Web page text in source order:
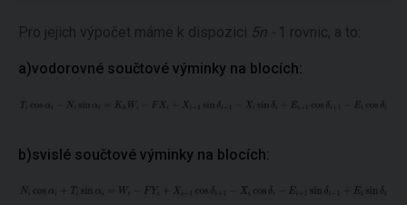
Pro jejich výpočet máme k dispozici 5n - 1 rovnic, a to:
a)vodorovné součtové výminky na blocích:
b)svislé součtové výminky na blocích: